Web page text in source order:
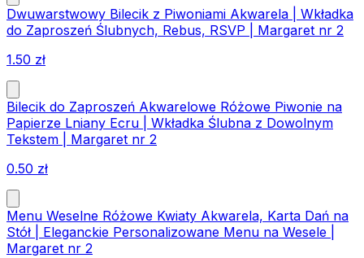
Dwuwarstwowy Bilecik z Piwoniami Akwarela | Wkładka
do Zaproszeń Ślubnych, Rebus, RSVP | Margaret nr 2
1.50 zł
Bilecik do Zaproszeń Akwarelowe Różowe Piwonie na
Papierze Lniany Ecru | Wkładka Ślubna z Dowolnym
Tekstem | Margaret nr 2
0.50 zł
Menu Weselne Różowe Kwiaty Akwarela, Karta Dań na
Stół | Eleganckie Personalizowane Menu na Wesele |
Margaret nr 2